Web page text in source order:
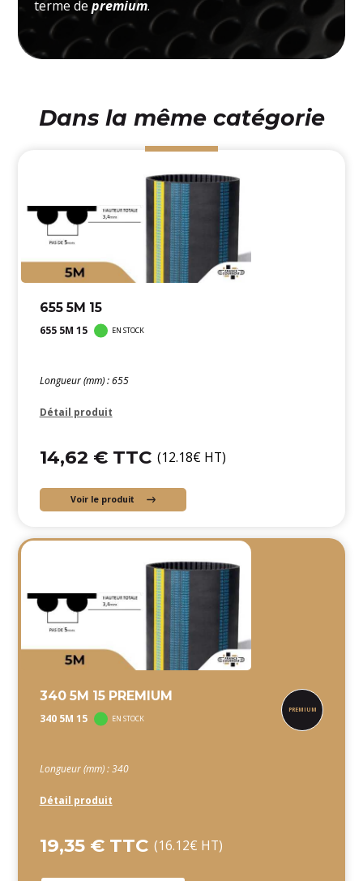
terme depremium.
Dans la même catégorie
655 5M 15
655 5M 15 EN STOCK
Longueur (mm) : 655
Détail produit
14,62 € TTC (12.18€ HT)
Voir le produit
340 5M 15 PREMIUM
340 5M 15 EN STOCK
Longueur (mm) : 340
Détail produit
19,35 € TTC (16.12€ HT)